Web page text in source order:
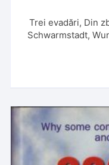
Trei evadări, Din
Schwarmstadt,
Berlin, Fortul